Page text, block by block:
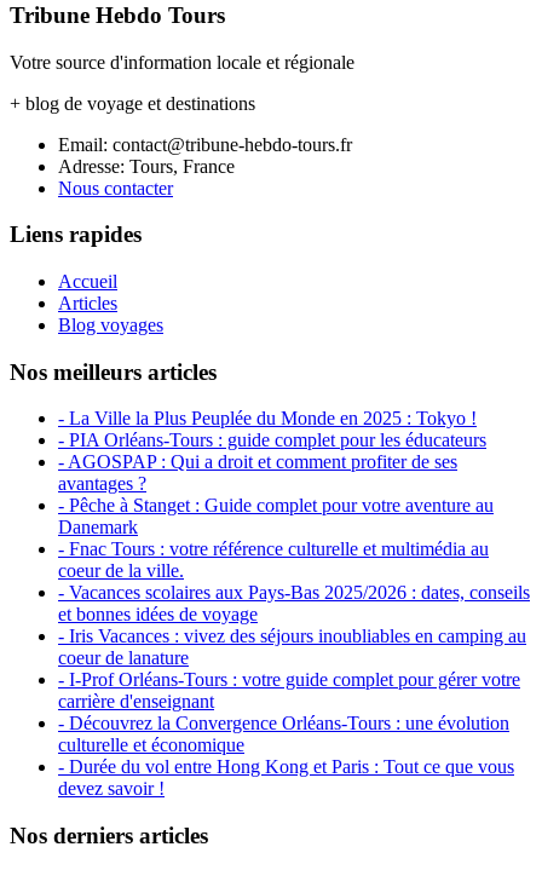
Tribune Hebdo Tours
Votre source d'information locale et régionale
+ blog de voyage et destinations
Email: contact@tribune-hebdo-tours.fr
Adresse: Tours, France
Nous contacter
Liens rapides
Accueil
Articles
Blog voyages
Nos meilleurs articles
- La Ville la Plus Peuplée du Monde en 2025 : Tokyo !
- PIA Orléans-Tours : guide complet pour les éducateurs
- AGOSPAP : Qui a droit et comment profiter de ses
avantages ?
- Pêche à Stanget : Guide complet pour votre aventure au
Danemark
- Fnac Tours : votre référence culturelle et multimédia au
coeur de la ville.
- Vacances scolaires aux Pays-Bas 2025/2026 : dates, conseils
et bonnes idées de voyage
- Iris Vacances : vivez des séjours inoubliables en camping au
coeur de lanature
- I-Prof Orléans-Tours : votre guide complet pour gérer votre
carrière d'enseignant
- Découvrez la Convergence Orléans-Tours : une évolution
culturelle et économique
- Durée du vol entre Hong Kong et Paris : Tout ce que vous
devez savoir !
Nos derniers articles